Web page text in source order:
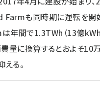
も同時期に運転を開始
間で1.3TWh（13億kWh
量に換算するとおよそ
る。